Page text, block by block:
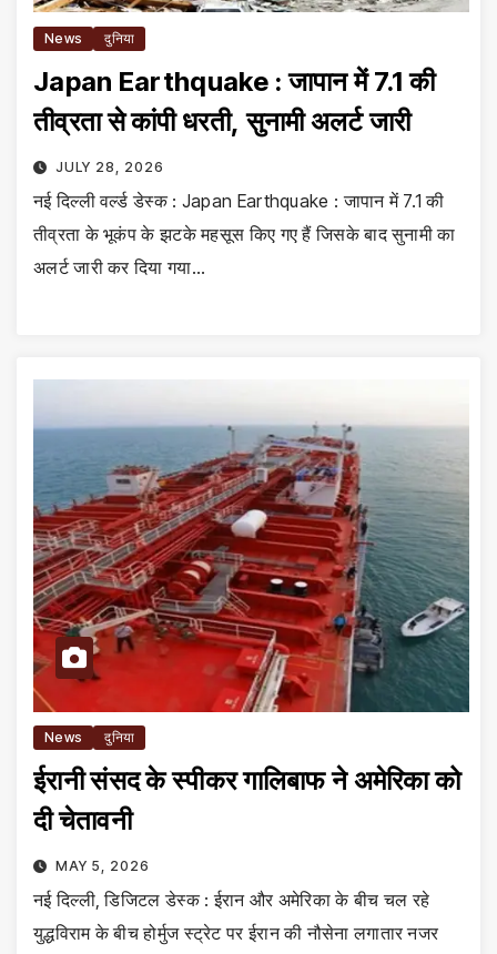
News दुनिया
Japan Earthquake : जापान में 7.1 की
तीव्रता से कांपी धरती, सुनामी अलर्ट जारी
JULY 28, 2026
नई दिल्ली वर्ल्ड डेस्क : Japan Earthquake : जापान में 7.1 की
तीव्रता के भूकंप के झटके महसूस किए गए हैं जिसके बाद सुनामी का
अलर्ट जारी कर दिया गया…
News दुनिया
ईरानी संसद के स्पीकर गालिबाफ ने अमेरिका को
दी चेतावनी
MAY 5, 2026
नई दिल्ली, डिजिटल डेस्क : ईरान और अमेरिका के बीच चल रहे
युद्धविराम के बीच होर्मुज स्ट्रेट पर ईरान की नौसेना लगातार नजर